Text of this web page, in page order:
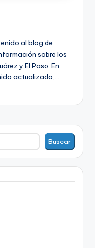
al blog de
sobre los
y El Paso. En
actualizado,…
Buscar